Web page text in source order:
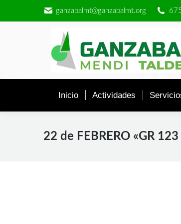
ganzabalmt@ganzabalmt.org
Inicio Actividades
22 de FEBRERO «GR